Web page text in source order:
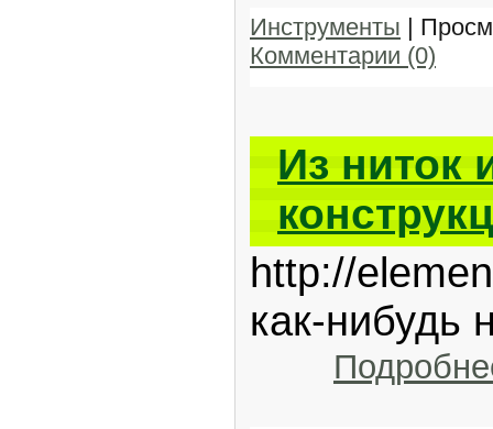
Инструменты |
Комментарии (0)
Из ниток
http://
как-нибудь